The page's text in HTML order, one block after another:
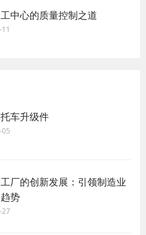
中心的质量控制之道
车升级件
厂的创新发展：引领制造业
势